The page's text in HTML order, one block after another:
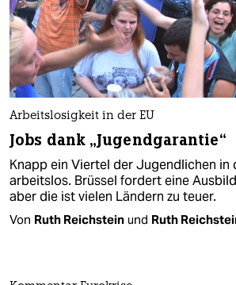
Arbeitslosigkeit in der EU
Jobs dank „Jugendgarantie“
Knapp ein Viertel der Jugendlichen in
arbeitslos. Brüssel fordert eine
aber die ist vielen Ländern zu teuer.
Von Ruth Reichstein und Ruth